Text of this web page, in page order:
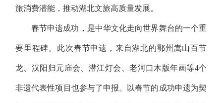
旅消费潜能，推动湖北文旅高质量发展。
春节申遗成功，是中华文化走向世界舞台的一个重
要里程碑。此次春节申遗，来自湖北的鄂州嵩山百节
龙、汉阳归元庙会、潜江灯会、老河口木版年画等4个
非遗代表性项目也参与了申报。以春节的成功申遗为契